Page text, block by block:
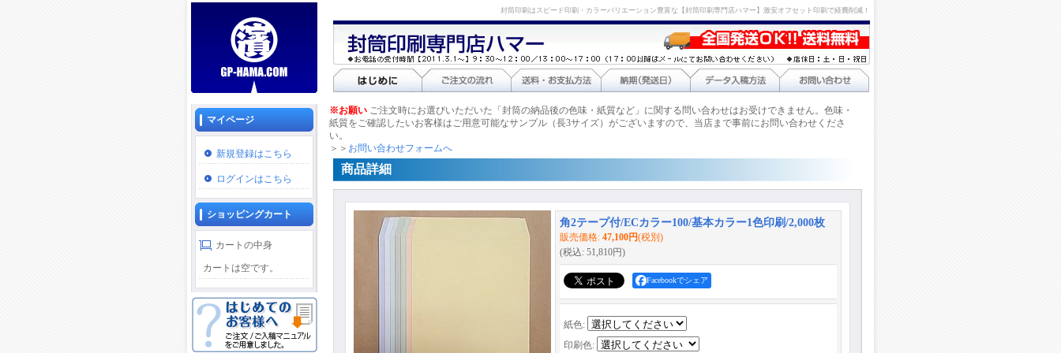
封筒印刷はスピード印刷・カラーバリエーション豊富な【封筒印刷専門店ハマー】激安オフセット印刷で経費削減！
マイページ
新規登録はこちら
ログインはこちら
ショッピングカート
カートの中身
カートは空です。
※お願い ご注文時にお選びいただいた「封筒の納品後の色味・紙質など」に関する問い合わせはお受けできません。色味・
紙質をご確認したいお客様はご用意可能なサンプル（長3サイズ）がございますので、当店まで事前にお問い合わせくださ
い。
＞＞ お問い合わせフォームへ
商品詳細
角2テープ付/ECカラー100/基本カラー1色印刷/2,000枚
販売価格: 47,100円(税別)
(税込: 51,810円)
Facebookでシェア
紙色:
印刷色: